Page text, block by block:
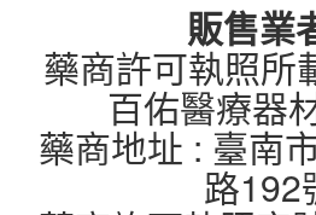
販售業
藥商許可執照所
百佑醫療器
藥商地址 : 臺南
路192